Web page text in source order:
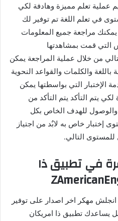
عملية تعلم مميزة وهادفة لكي
في تعلم اللغة تم توفير لك
مراجعة جميع المعلومات
التي قمت بمشاهدتها
من خلال عملية المراجعة يمكن
والكلمات والقواعد النحوية
الإختبار التي بواسطتها يمكن
يتم التأكد يتم التأكد من
للهدف الخاص بكل
إختبار خاص به لابٌد من اجتياز
للمستوى التالي.
في تطبيق ذا
مهكر اخر اصدار على توفير
يساعدك تطبيق ذا امريكان